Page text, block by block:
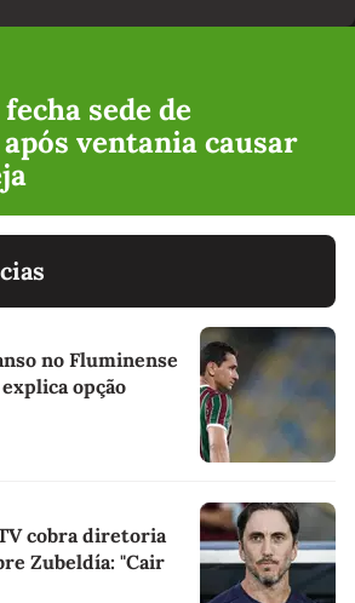
sede de
ventania causar
no Fluminense
opção
cobra diretoria
Zubeldía: "Cair